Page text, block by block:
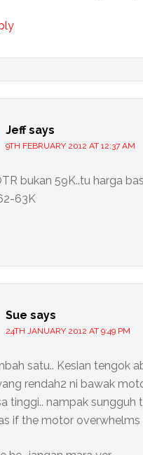
Jeff says
9TH FEBRUARY 2012 AT 12:37 AM
bukan 59K..tu harga
63K
Sue says
24TH JANUARY 2012 AT 9:49 PM
satu.. Kesian tengok
rendah2 ni bawak
tinggi.. nampak sungguh
if the motor overwhelms